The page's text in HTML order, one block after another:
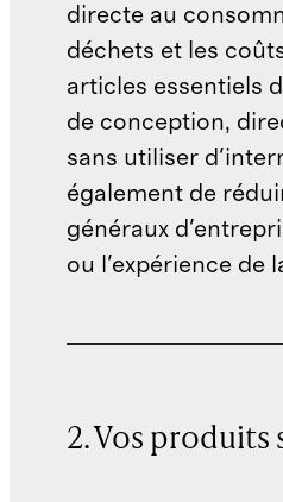
directe au
déchets et les
articles essentiels
de conception,
sans utiliser
également de
généraux
ou l'expérience de
2. Vos produits